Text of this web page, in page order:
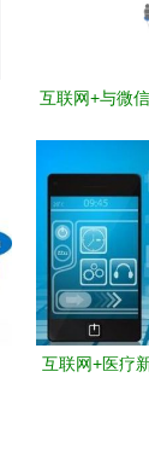
互联网+与微
互联网+医疗